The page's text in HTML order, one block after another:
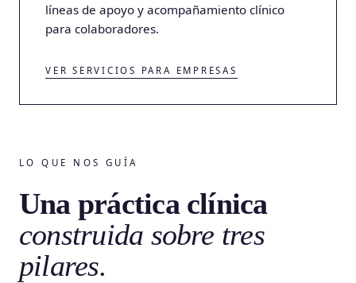
líneas de apoyo y acompañamiento clínico
para colaboradores.
VER SERVICIOS PARA EMPRESAS
LO QUE NOS GUÍA
Una práctica clínica
construida sobre tres
pilares.